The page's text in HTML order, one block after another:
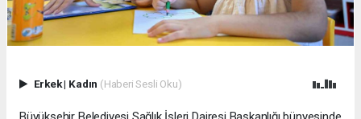
Erkek| Kadın (Haberi Sesli Oku)